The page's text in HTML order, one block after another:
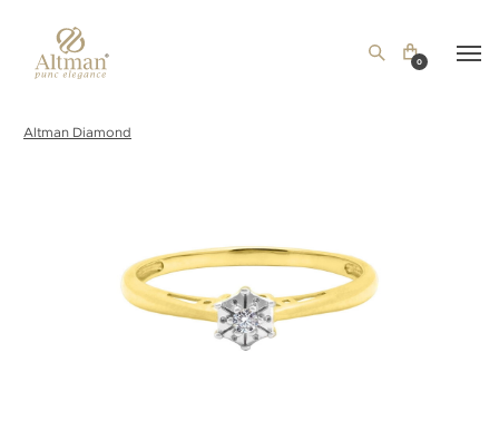
0
Altman Diamond